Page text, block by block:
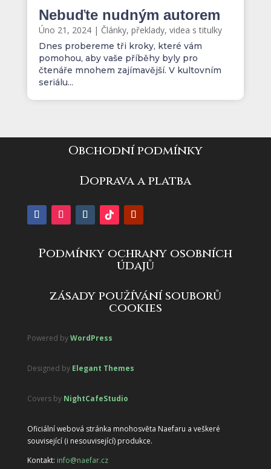
Nebuďte nudným autorem
Úno 21, 2024| Články, překlady, videa s titulky
Dnes probereme tři kroky, které vám
pomohou, aby vaše příběhy byly pro
čtenáře mnohem zajímavější. V kultovním
seriálu...
Obchodní podmínky
Doprava a platba
Podmínky ochrany osobních
údajů
zásady používání souborů
cookies
Powered byWordPress
Designed by Elegant Themes
Covers by NightCafeStudio
Oficiální webová stránka mnohosvěta Naefaru a veškeré
související (i nesouvisející) produkce.
Kontakt: info@naefar.cz